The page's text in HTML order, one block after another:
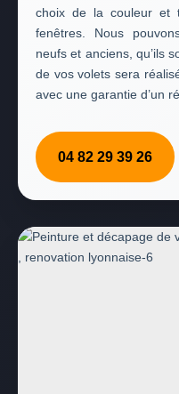
choix de la couleur et
fenêtres. Nous
neufs et anciens, qu’ils
de vos volets sera
avec une garantie d’un
04 82 29 39 26